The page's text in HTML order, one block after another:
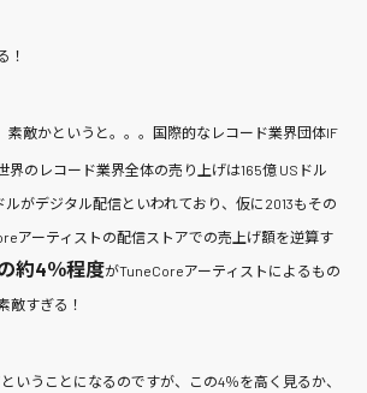
！
素敵かというと。。。国際的なレコード業界団体IF
界のレコード業界全体の売り上げは165億 USドル
がデジタル配信といわれており、仮に2013もその
アーティストの配信ストアでの売上げ額を逆算す
約4％程度がTuneCoreアーティストによるもの
敵すぎる！
いうことになるのですが、この4％を高く見るか、